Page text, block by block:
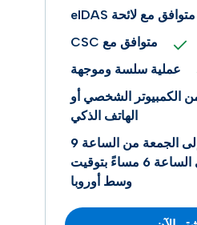
متوافق مع لائحة eIDAS
متوافق مع CSC
عملية سلسة وموجهة
الكمبيوتر الشخصي أو
الهاتف الذكي
الجمعة
من الساعة 9
صباحًا إلى الساعة 6 مساءً بتوقيت
وسط أوروبا